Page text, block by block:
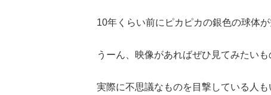
10年くらい前にピカピカの銀色の球体
うーん、映像があればぜひ見てみたいも
実際に不思議なものを目撃している人